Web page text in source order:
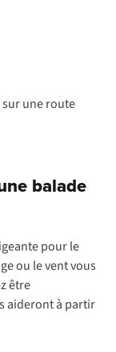
balade
pour le
ou le vent vous
être
aideront à partir